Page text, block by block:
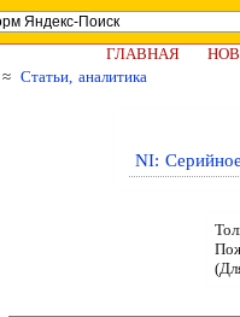
ГЛАВНАЯ
≈ Статьи, аналитика
NI: